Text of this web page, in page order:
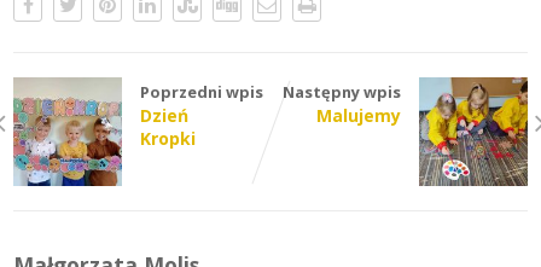
Poprzedni wpis
Dzień
Kropki
Następny wpis
Malujemy